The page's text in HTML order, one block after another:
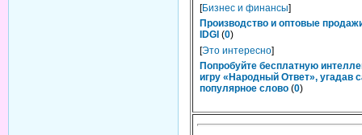
[Бизнес и финансы]
Производство и оптовые
IDGI (0)
[Это интересно]
Попробуйте бесплатную
игру «Народный Ответ», угадав
популярное слово (0)